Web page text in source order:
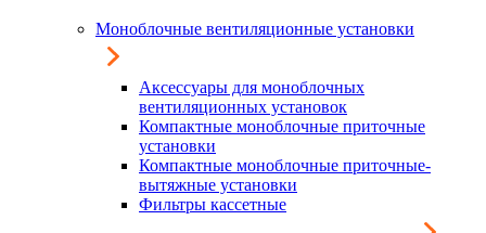
Моноблочные вентиляционные установки
Аксессуары для моноблочных
вентиляционных установок
Компактные моноблочные приточные
установки
Компактные моноблочные приточные-
вытяжные установки
Фильтры кассетные